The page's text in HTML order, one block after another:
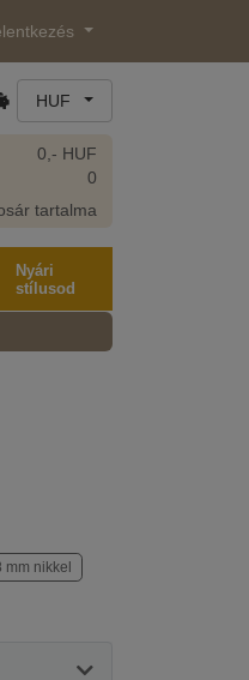
HUF
0,- HUF
0
tartalma
Nyári
stílusod
nikkel